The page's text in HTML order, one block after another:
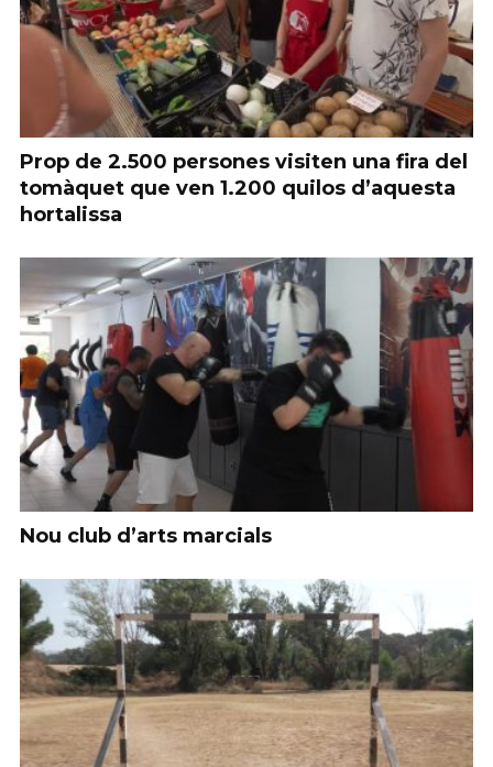
Prop de 2.500 persones visiten una fira del
tomàquet que ven 1.200 quilos d’aquesta
hortalissa
Nou club d’arts marcials